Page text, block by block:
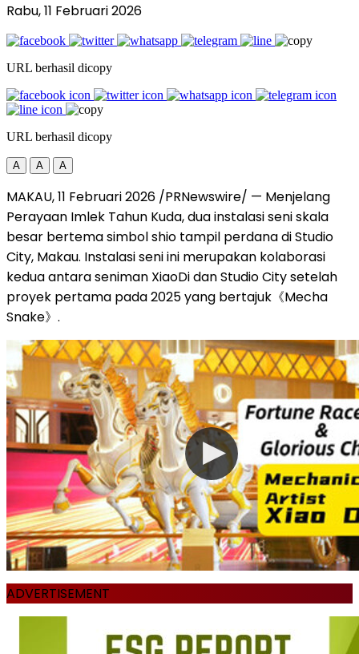
Rabu, 11 Februari 2026
URL berhasil dicopy
URL berhasil dicopy
A A A
MAKAU, 11 Februari 2026 /PRNewswire/ — Menjelang
Perayaan Imlek Tahun Kuda, dua instalasi seni skala
besar bertema simbol shio tampil perdana di Studio
City, Makau. Instalasi seni ini merupakan kolaborasi
kedua antara seniman XiaoDi dan Studio City setelah
proyek pertama pada 2025 yang bertajuk《Mecha
Snake》.
ADVERTISEMENT